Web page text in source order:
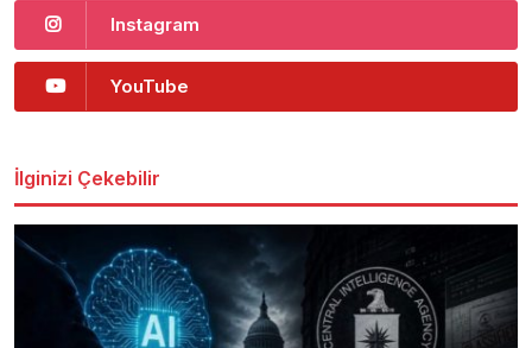
Instagram
YouTube
İlginizi Çekebilir